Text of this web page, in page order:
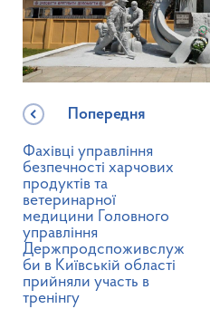
Попередня
Фахівці управління
безпечності харчових
продуктів та
ветеринарної
медицини Головного
управління
Держпродспоживслуж
би в Київській області
прийняли участь в
тренінгу